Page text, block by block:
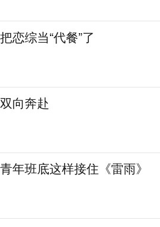
恋综当“代餐”了
向奔赴
年班底这样接住《雷雨》